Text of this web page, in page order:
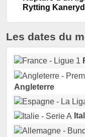
Rytting
Les dates du
Angleterre